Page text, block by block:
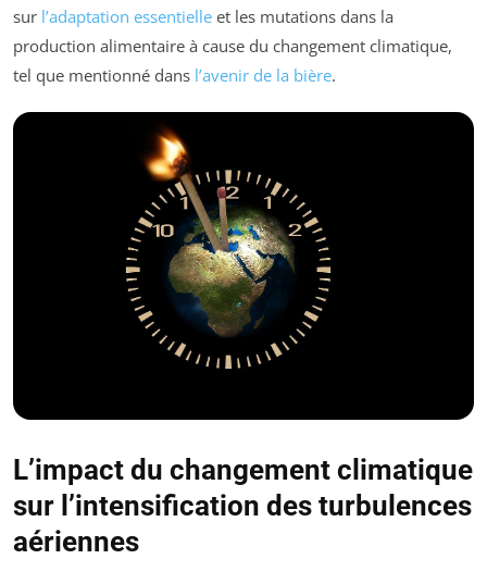
sur l’adaptation essentielle et les mutations dans la
production alimentaire à cause du changement climatique,
tel que mentionné dans l’avenir de la bière.
L’impact du changement climatique
sur l’intensification des turbulences
aériennes